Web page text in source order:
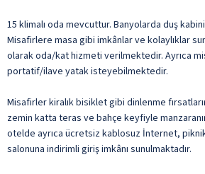
15 klimalı oda mevcuttur. Banyolarda duş
Misafirlere masa gibi imkânlar ve kolaylıklar
olarak oda/kat hizmeti verilmektedir. Ayrıca
portatif/ilave yatak isteyebilmektedir.
Misafirler kiralık bisiklet gibi dinlenme
zemin katta teras ve bahçe keyfiyle
otelde ayrıca ücretsiz kablosuz İnternet,
salonuna indirimli giriş imkânı sunulmaktadır.